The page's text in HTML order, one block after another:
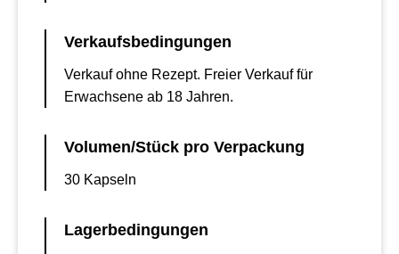
Verkaufsbedingungen
Verkauf ohne Rezept. Freier Verkauf für
Erwachsene ab 18 Jahren.
Volumen/Stück pro Verpackung
30 Kapseln
Lagerbedingungen